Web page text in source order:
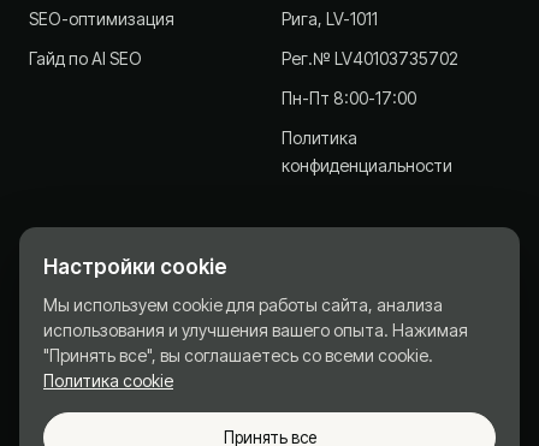
SEO-оптимизация
Гайд по AI SEO
Рига, LV-1011
Рег.№ LV40103735702
Пн-Пт 8:00-17:00
Политика
конфиденциальности
JKonsult.lv - Стратегический партнёр для компаний с
2013 года.
© 2013-2026 SIA J Konsult · Рег.№ LV40103735702
Политика конфиденциальности
Настройки cookie
Мы используем cookie для работы сайта, анализа
использования и улучшения вашего опыта. Нажимая
"Принять все", вы соглашаетесь со всеми cookie.
Политика cookie
Принять все